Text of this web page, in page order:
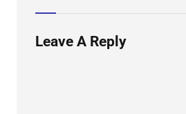
Leave A Reply